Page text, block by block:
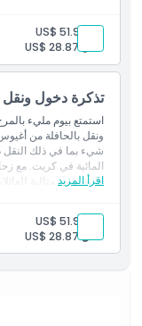
بالغ:
US$ 51.93
طفل:US$ 28.87
تذكرة دخول
استمتع بيوم مليء
ونقل بالحافلة من
شيء بما في ذلك النقل
المائية في كريت. مع
مائية، فهي مثالية
اقرأ المزيد
بالغ:
US$ 51.93
طفل:US$ 28.87